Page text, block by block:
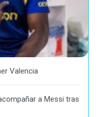
Valencia
a Messi tras